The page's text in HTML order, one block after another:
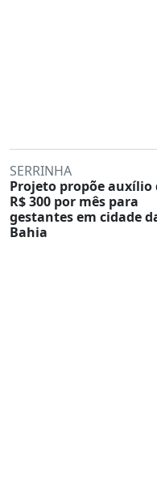
SERRINHA
Projeto propõe auxílio
R$ 300 por mês para
gestantes em cidade
Bahia